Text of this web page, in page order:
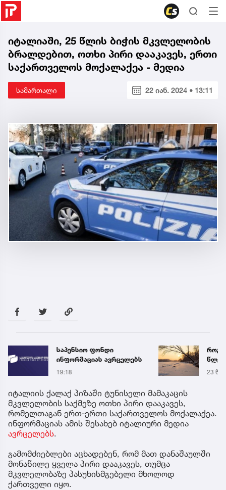
იტალიაში, 25 წლის ბიჭის მკვლელობის
ბრალდებით, ოთხი პირი დააკავეს, ერთი
საქართველოს მოქალაქეა - მედია
სამართალი 22 იან. 2024 • 13:11
საპენსიო ფონდი
ინფორმაციას ავრცელებს
19:18 23
იტალიის ქალაქ პიზაში ტუნისელი მამაკაცის
მკვლელობის საქმეზე ოთხი პირი დააკავეს,
რომელთაგან ერთ-ერთი საქართველოს მოქალაქეა.
ინფორმაციას ამის შესახებ იტალიური მედია
ავრცელებს.
გამომძიებლები აცხადებენ, რომ მათ დანაშაულში
მონაწილე ყველა პირი დააკავეს, თუმცა
მკვლელობაზე პასუხისმგებელი მხოლოდ
ქართველი იყო.